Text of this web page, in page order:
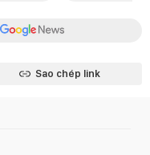
Sao chép link